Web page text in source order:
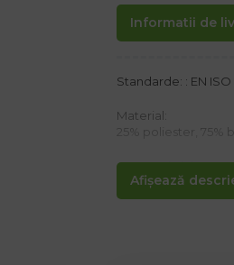
Informatii de
Afișează
Standarde: : EN ISO
Material:
25% poliester, 75%
Caracteristici:
– Finisat cu tiv
– Țintele pe